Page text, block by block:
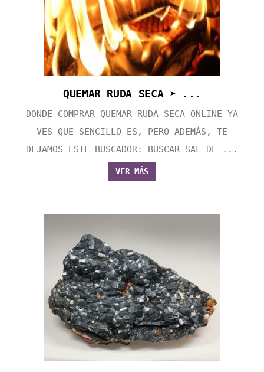
QUEMAR RUDA SECA ➤ ...
DONDE COMPRAR QUEMAR RUDA SECA ONLINE YA
VES QUE SENCILLO ES, PERO ADEMÁS, TE
DEJAMOS ESTE BUSCADOR: BUSCAR SAL DE ...
VER MÁS